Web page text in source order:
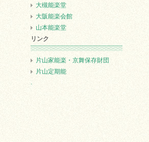
大槻能楽堂
大阪能楽会館
山本能楽堂
リンク
片山家能楽・京舞保存財団
片山定期能
.